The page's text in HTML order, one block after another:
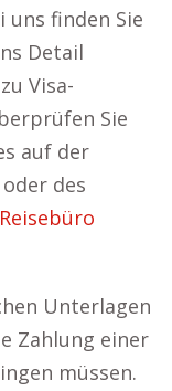
uns finden Sie
Detail
Visa-
Sie
auf der
des
Reisebüro
Unterlagen
Zahlung einer
müssen.